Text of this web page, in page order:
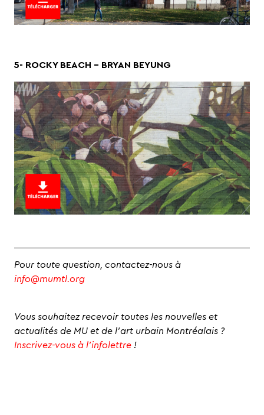
5- ROCKY BEACH – BRYAN BEYUNG
Pour toute question, contactez-nous à
info@mumtl.org
Vous souhaitez recevoir toutes les nouvelles et
actualités de MU et de l’art urbain Montréalais ?
Inscrivez-vous à l’infolettre !